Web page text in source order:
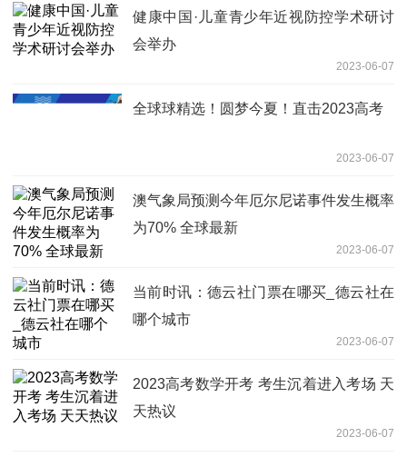
健康中国·儿童青少年近视防控学术研讨
会举办
2023-06-07
全球球精选！圆梦今夏！直击2023高考
2023-06-07
澳气象局预测今年厄尔尼诺事件发生概率
为70% 全球最新
2023-06-07
当前时讯：德云社门票在哪买_德云社在
哪个城市
2023-06-07
2023高考数学开考 考生沉着进入考场 天
天热议
2023-06-07